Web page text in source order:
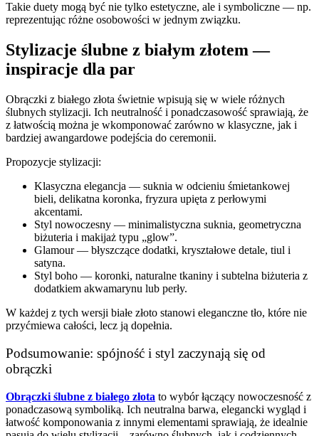
Takie duety mogą być nie tylko estetyczne, ale i symboliczne — np.
reprezentując różne osobowości w jednym związku.
Stylizacje ślubne z białym złotem —
inspiracje dla par
Obrączki z białego złota świetnie wpisują się w wiele różnych
ślubnych stylizacji. Ich neutralność i ponadczasowość sprawiają, że
z łatwością można je wkomponować zarówno w klasyczne, jak i
bardziej awangardowe podejścia do ceremonii.
Propozycje stylizacji:
Klasyczna elegancja — suknia w odcieniu śmietankowej
bieli, delikatna koronka, fryzura upięta z perłowymi
akcentami.
Styl nowoczesny — minimalistyczna suknia, geometryczna
biżuteria i makijaż typu „glow”.
Glamour — błyszczące dodatki, kryształowe detale, tiul i
satyna.
Styl boho — koronki, naturalne tkaniny i subtelna biżuteria z
dodatkiem akwamarynu lub perły.
W każdej z tych wersji białe złoto stanowi eleganczne tło, które nie
przyćmiewa całości, lecz ją dopełnia.
Podsumowanie: spójność i styl zaczynają się od
obrączki
Obrączki ślubne z białego złota to wybór łączący nowoczesność z
ponadczasową symboliką. Ich neutralna barwa, elegancki wygląd i
łatwość komponowania z innymi elementami sprawiają, że idealnie